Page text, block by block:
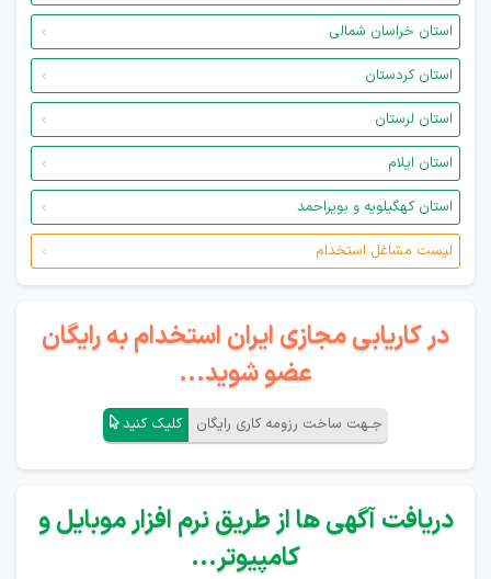
استان خراسان شمالی
استان کردستان
استان لرستان
استان ایلام
استان کهگیلویه و بویراحمد
لیست مشاغل استخدام
در کاریابی مجازی ایران استخدام به رایگان
عضو شوید...
جـهت ساخت رزومه کاری رایگان کلیک کنید
دریافت آگهی ها از طریق نرم افزار موبایل و
کامپیوتر...